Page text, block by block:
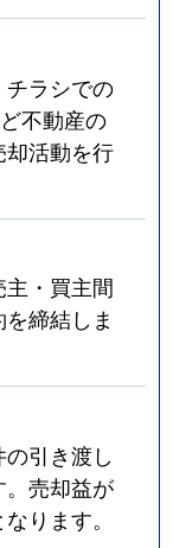
ラシでの
不動産の
活動を行
・買主間
締結しま
引き渡し
。売却益が
ります。